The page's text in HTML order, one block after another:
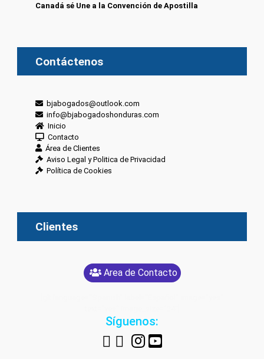
Canadá sé Une a la Convención de Apostilla
Contáctenos
bjabogados@outlook.com
info@bjabogadoshonduras.com
Inicio
Contacto
Área de Clientes
Aviso Legal y Politica de Privacidad
Política de Cookies
Clientes
Area de Contacto
Síguenos: